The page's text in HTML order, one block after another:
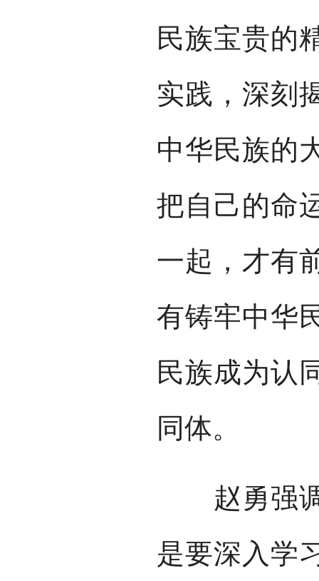
民族宝贵的
实践，深刻
中华民族的
把自己的命
一起，才有
有铸牢中华
民族成为认
同体。
赵勇强调
是要深入学